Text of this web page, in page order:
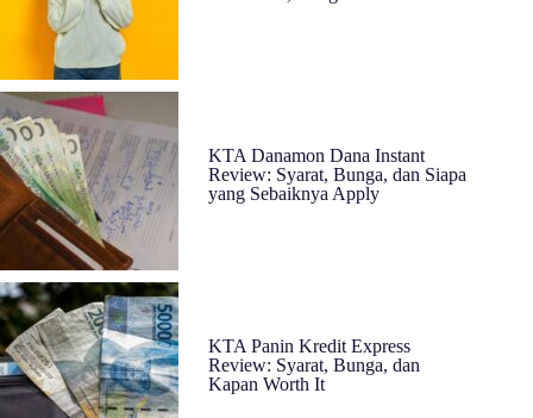
KTA Danamon Dana Instant
Review: Syarat, Bunga, dan Siapa
yang Sebaiknya Apply
KTA Panin Kredit Express
Review: Syarat, Bunga, dan
Kapan Worth It